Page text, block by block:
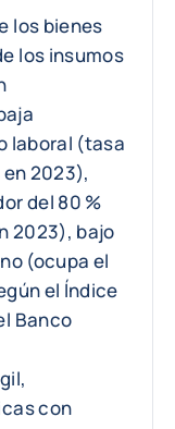
los bienes
los insumos
laboral (tasa
2023),
del 80 %
2023), bajo
(ocupa el
el Índice
Banco
con